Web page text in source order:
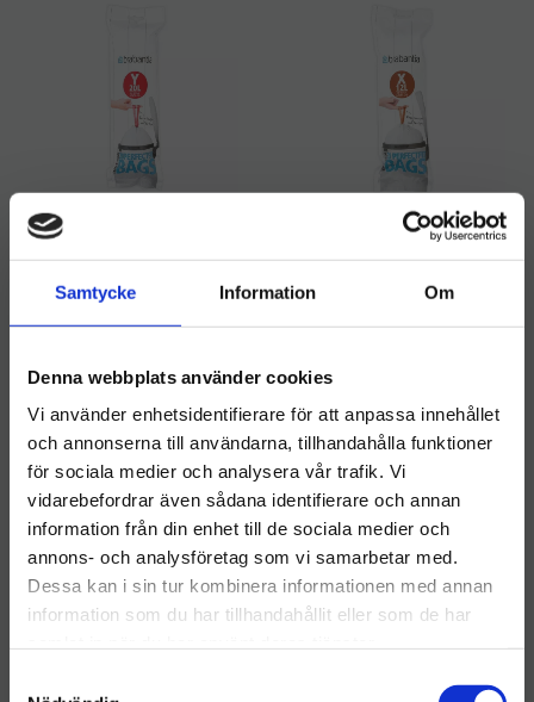
Samtycke Information Om
Denna webbplats använder cookies
Vi använder enhetsidentifierare för att anpassa innehållet
och annonserna till användarna, tillhandahålla funktioner
för sociala medier och analysera vår trafik. Vi
vidarebefordrar även sådana identifierare och annan
information från din enhet till de sociala medier och
annons- och analysföretag som vi samarbetar med.
Dessa kan i sin tur kombinera informationen med annan
information som du har tillhandahållit eller som de har
Brabantia Avfallspåse
20L (Y)
Brabantia Avfallspåse 20L
(Y) är en hållbar och
användarvänlig påse som är
49kr
INFO
Brabantia Avfallspåse
10-12L (X)
Brabantia Avfallspåse 10–
12L (X) är tillverkad för att
ge en exakt och snygg
38kr
Välkommen till hygieneleeds.se
Vill du handla som företag eller privatperson?
FÖRETAG